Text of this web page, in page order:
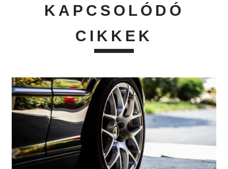
KAPCSOLÓDÓ
CIKKEK